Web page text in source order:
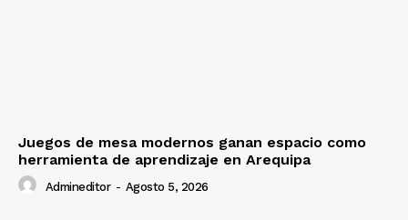
Juegos de mesa modernos ganan espacio como
herramienta de aprendizaje en Arequipa
Admineditor - Agosto 5, 2026